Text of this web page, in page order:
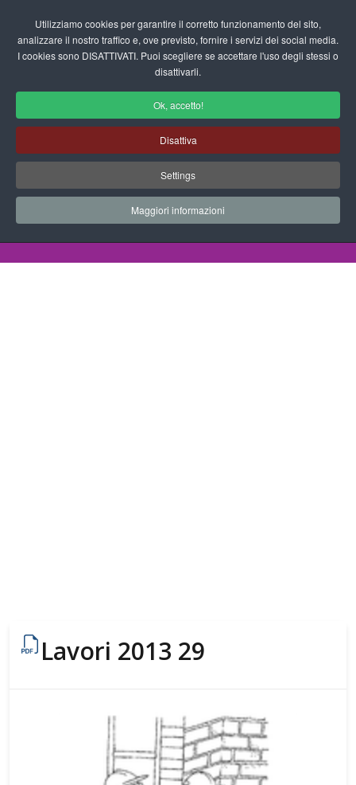
Utilizziamo cookies per garantire il corretto funzionamento del sito,
analizzare il nostro traffico e, ove previsto, fornire i servizi dei social media.
I cookies sono DISATTIVATI. Puoi scegliere se accettare l'uso degli stessi o
disattivarli.
Ok, accetto!
Disattiva
Settings
Maggiori informazioni
fas
Disegni da Colorare Mestieri
Progetti Didattici, Disegni, Schede
Didattiche e tanto altro ancora.
Disegni da Colorare
Lavori 2013 29